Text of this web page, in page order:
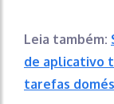
Leia também:
de aplicativo
tarefas